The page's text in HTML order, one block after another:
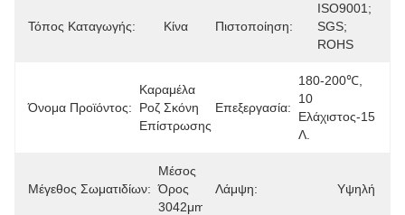
Τόπος Καταγωγής: Κίνα Πιστοποίηση:
ISO9001;
SGS;
ROHS
Όνομα Προϊόντος:
Καραμέλα
Ροζ Σκόνη
Επίστρωσης
Επεξεργασία:
180-200℃,
10
Ελάχιστος-15
Λ.
Μέγεθος Σωματιδίων:
Μέσος
Όρος
3042μm
Λάμψη: Υψηλή